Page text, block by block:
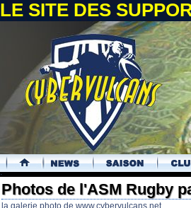
LE SITE DES
.
Photos de l'ASM Rugby
la galerie photo de www.cybervulcans.net